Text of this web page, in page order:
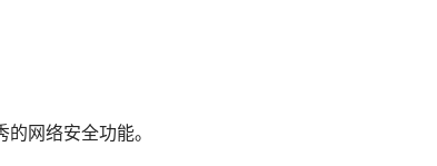
网络安全功能。